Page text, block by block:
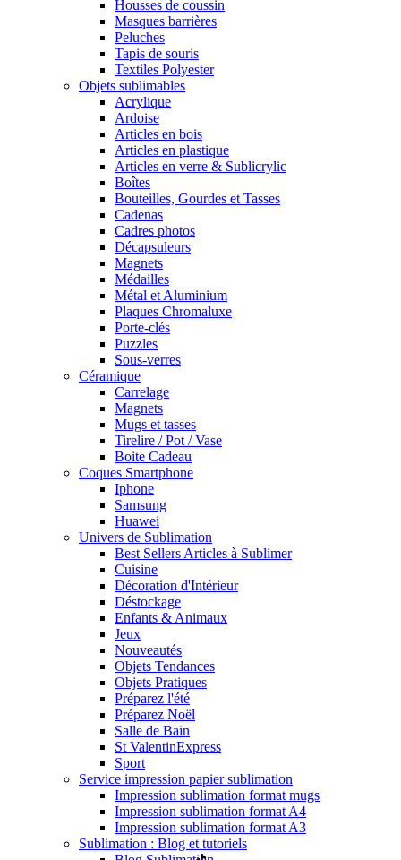
Housses de coussin
Masques barrières
Peluches
Tapis de souris
Textiles Polyester
Objets sublimables
Acrylique
Ardoise
Articles en bois
Articles en plastique
Articles en verre & Sublicrylic
Boîtes
Bouteilles, Gourdes et Tasses
Cadenas
Cadres photos
Décapsuleurs
Magnets
Médailles
Métal et Aluminium
Plaques Chromaluxe
Porte-clés
Puzzles
Sous-verres
Céramique
Carrelage
Magnets
Mugs et tasses
Tirelire / Pot / Vase
Boite Cadeau
Coques Smartphone
Iphone
Samsung
Huawei
Univers de Sublimation
Best Sellers Articles à Sublimer
Cuisine
Décoration d'Intérieur
Déstockage
Enfants & Animaux
Jeux
Nouveautés
Objets Tendances
Objets Pratiques
Préparez l'été
Préparez Noël
Salle de Bain
St ValentinExpress
Sport
Service impression papier sublimation
Impression sublimation format mugs
Impression sublimation format A4
Impression sublimation format A3
Sublimation : Blog et tutoriels